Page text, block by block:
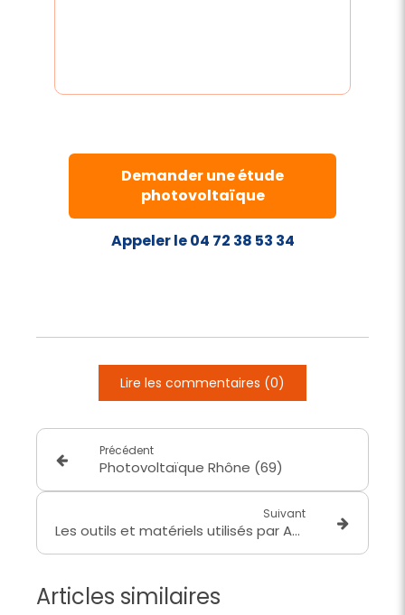
Demander une étude
photovoltaïque
Appeler le 04 72 38 53 34
Lire les commentaires (0)
Précédent
Photovoltaïque Rhône (69)
Suivant
Les outils et matériels utilisés par AVENIR ÉNERGIE pour des installations performantes et durables
Articles similaires